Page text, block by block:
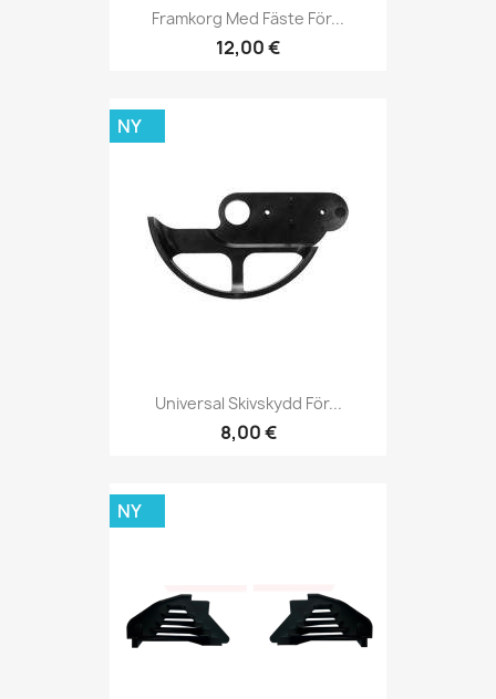
Framkorg Med Fäste För...
12,00 €
Universal Skivskydd För...
8,00 €
NY
NY